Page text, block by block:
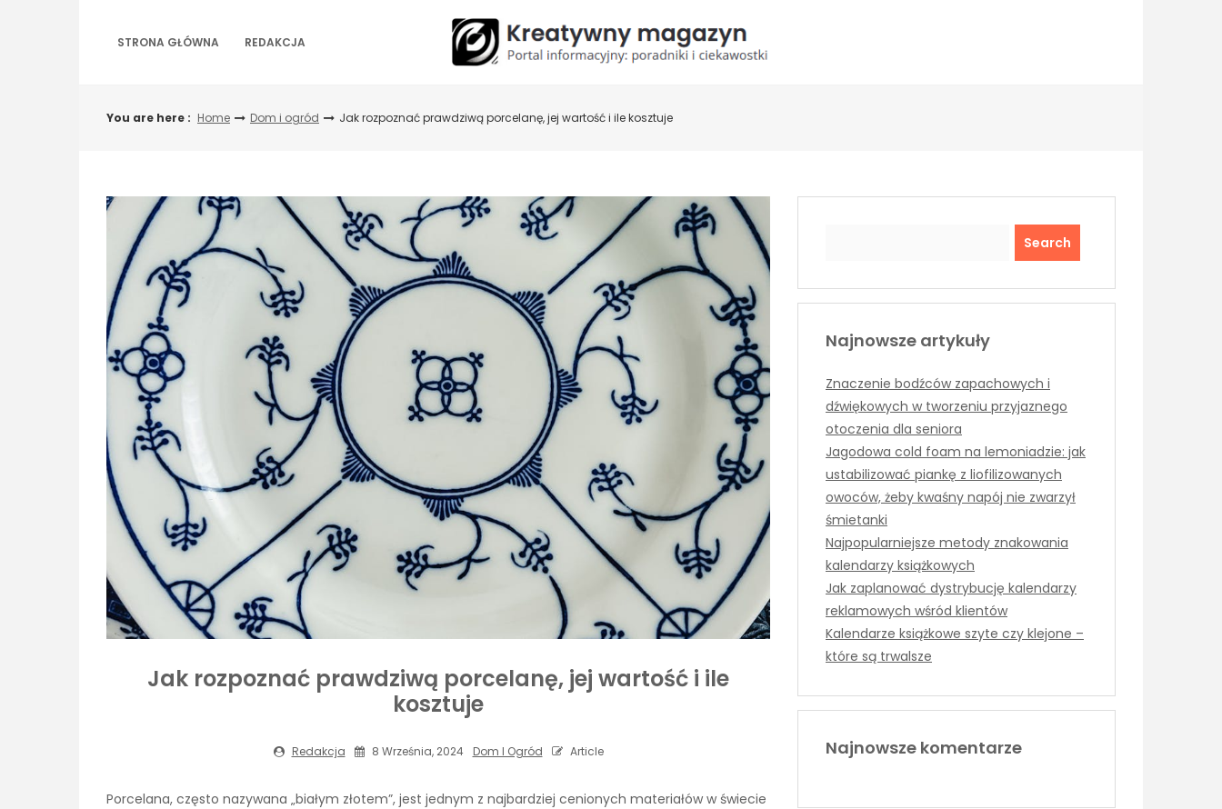
STRONA GŁÓWNA REDAKCJA
You are here : Home Dom i ogród Jak rozpoznać prawdziwą porcelanę, jej wartość i ile kosztuje
Jak rozpoznać prawdziwą porcelanę, jej wartość i ile
kosztuje
Redakcja 8 Września, 2024 Dom I Ogród Article
Porcelana, często nazywana „białym złotem”, jest jednym z najbardziej cenionych materiałów w świecie
Najnowsze artykuły
Znaczenie bodźców zapachowych i
dźwiękowych w tworzeniu przyjaznego
otoczenia dla seniora
Jagodowa cold foam na lemoniadzie: jak
ustabilizować piankę z liofilizowanych
owoców, żeby kwaśny napój nie zwarzył
śmietanki
Najpopularniejsze metody znakowania
kalendarzy książkowych
Jak zaplanować dystrybucję kalendarzy
reklamowych wśród klientów
Kalendarze książkowe szyte czy klejone –
które są trwalsze
Najnowsze komentarze